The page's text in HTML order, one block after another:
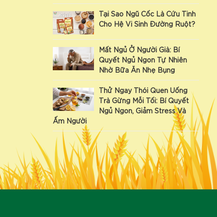
Tại Sao Ngũ Cốc Là Cứu Tinh
Cho Hệ Vi Sinh Đường Ruột?
Mất Ngủ Ở Người Già: Bí
Quyết Ngủ Ngon Tự Nhiên
Nhờ Bữa Ăn Nhẹ Bụng
Thử Ngay Thói Quen Uống
Trà Gừng Mỗi Tối: Bí Quyết
Ngủ Ngon, Giảm Stress Và
Ấm Người